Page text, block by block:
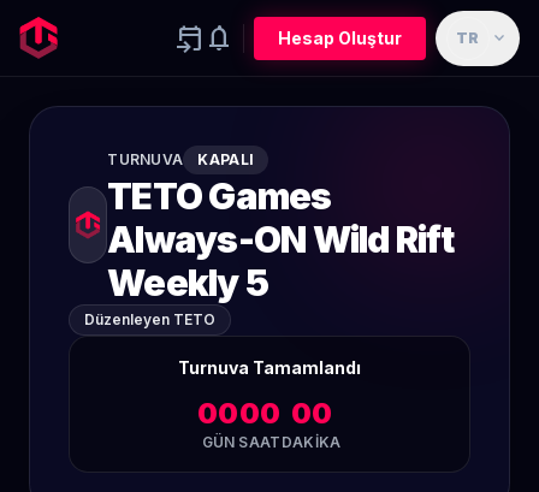
event_upcoming notifications Hesap Oluştur TR expand_more
TURNUVA KAPALI
TETO Games
Always-ON Wild Rift
Weekly 5
Düzenleyen TETO
Turnuva Tamamlandı
00
GÜN
00
SAAT
00
DAKIKA